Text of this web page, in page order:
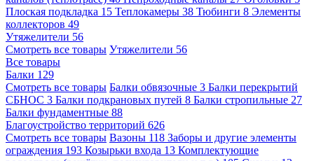
Плоская подкладка 15 Теплокамеры 38 Тюбинги 8 Элементы
коллекторов 49
Утяжелители 56
Смотреть все товары Утяжелители 56
Все товары
Балки 129
Смотреть все товары Балки обвязочные 3 Балки перекрытий
СБНОС 3 Балки подкрановых путей 8 Балки стропильные 27
Балки фундаментные 88
Благоустройство территорий 626
Смотреть все товары Вазоны 118 Заборы и другие элементы
ограждения 193 Козырьки входа 13 Комплектующие